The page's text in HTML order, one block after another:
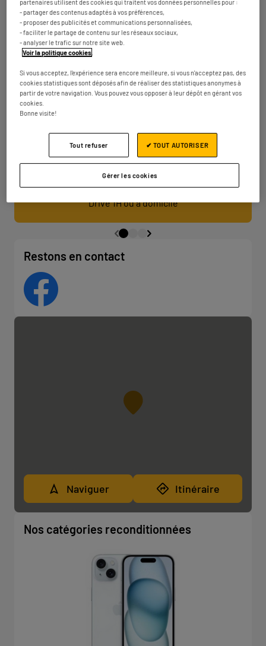
Retrait / Livraison
Drive 1H ou à domicile
Restons en contact
Facebook
Naviguer Itinéraire
Nos catégories reconditionnées
partenaires utilisent des cookies qui traitent vos données personnelles pour :
- partager des contenus adaptés à vos préférences,
- proposer des publicités et communications personnalisées,
- faciliter le partage de contenu sur les réseaux sociaux,
- analyser le trafic sur notre site web.
Voir la politique cookies
Si vous acceptez, l'expérience sera encore meilleure, si vous n'acceptez pas, des
cookies statistiques sont déposés afin de réaliser des statistiques anonymes à
partir de votre navigation. Vous pouvez vous opposer à leur dépôt en gérant vos
cookies.
Bonne visite!
Gérer les cookies
Tout refuser ✔ TOUT AUTORISER